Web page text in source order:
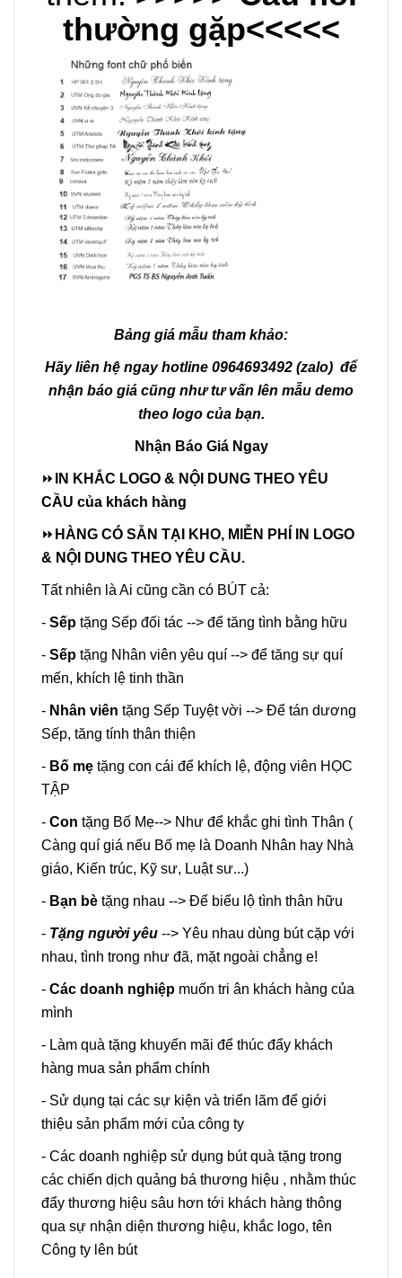
thường gặp<<<<<
Bảng giá mẫu tham khảo:
Hãy liên hệ ngay hotline 0964693492 (zalo) để
nhận báo giá cũng như tư vấn lên mẫu demo
theo logo của bạn.
Nhận Báo Giá Ngay
⏩ IN KHẮC LOGO & NỘI DUNG THEO YÊU
CẦU của khách hàng
⏩ HÀNG CÓ SẴN TẠI KHO, MIỄN PHÍ IN LOGO
& NỘI DUNG THEO YÊU CẦU.
Tất nhiên là Ai cũng cần có BÚT cả:
- Sếp tặng Sếp đối tác --> để tăng tình bằng hữu
- Sếp tặng Nhân viên yêu quí --> để tăng sự quí
mến, khích lệ tinh thần
- Nhân viên tặng Sếp Tuyệt vời --> Để tán dương
Sếp, tăng tính thân thiện
- Bố mẹ tặng con cái để khích lệ, động viên HỌC
TẬP
- Con tặng Bố Mẹ--> Như để khắc ghi tình Thân (
Càng quí giá nếu Bố mẹ là Doanh Nhân hay Nhà
giáo, Kiến trúc, Kỹ sư, Luật sư...)
- Bạn bè tặng nhau --> Để biểu lộ tình thân hữu
- Tặng người yêu --> Yêu nhau dùng bút cặp với
nhau, tình trong như đã, mặt ngoài chẳng e!
- Các doanh nghiệp muốn tri ân khách hàng của
mình
- Làm quà tặng khuyến mãi để thúc đẩy khách
hàng mua sản phẩm chính
- Sử dụng tại các sự kiện và triển lãm để giới
thiệu sản phẩm mới của công ty
- Các doanh nghiệp sử dụng bút quà tặng trong
các chiến dịch quảng bá thương hiệu , nhằm thúc
đẩy thương hiệu sâu hơn tới khách hàng thông
qua sự nhận diện thương hiệu, khắc logo, tên
Công ty lên bút